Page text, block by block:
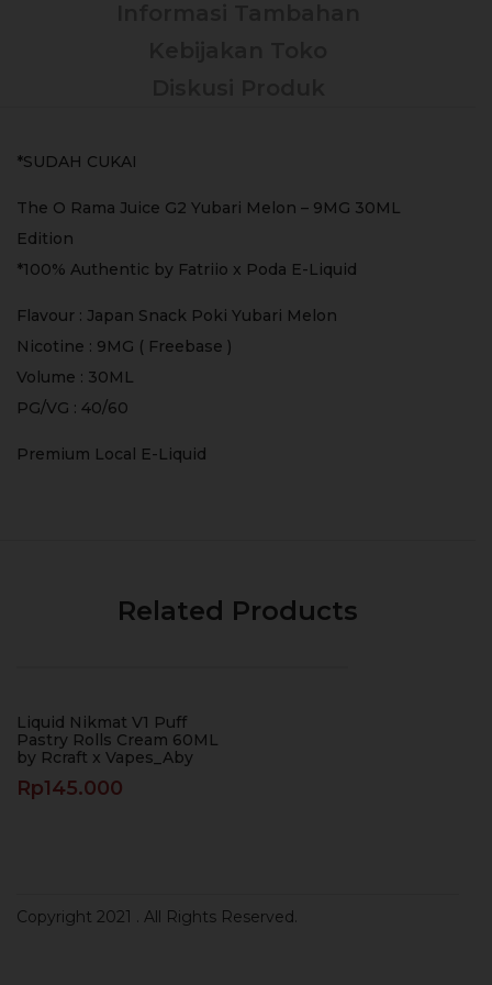
*SUDAH CUKAI
The O Rama Juice G2 Yubari Melon – 9MG 30ML
Edition
*100% Authentic by Fatriio x Poda E-Liquid
Flavour : Japan Snack Poki Yubari Melon
Nicotine : 9MG ( Freebase )
Volume : 30ML
PG/VG : 40/60
Premium Local E-Liquid
Related Products
Liquid Nikmat V1 Puff
Pastry Rolls Cream 60ML
by Rcraft x Vapes_Aby
Rp145.000
Copyright 2021 . All Rights Reserved.